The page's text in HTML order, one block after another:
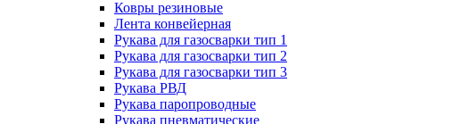
Ковры резиновые
Лента конвейерная
Рукава для газосварки тип 1
Рукава для газосварки тип 2
Рукава для газосварки тип 3
Рукава РВД
Рукава паропроводные
Рукава пневматические